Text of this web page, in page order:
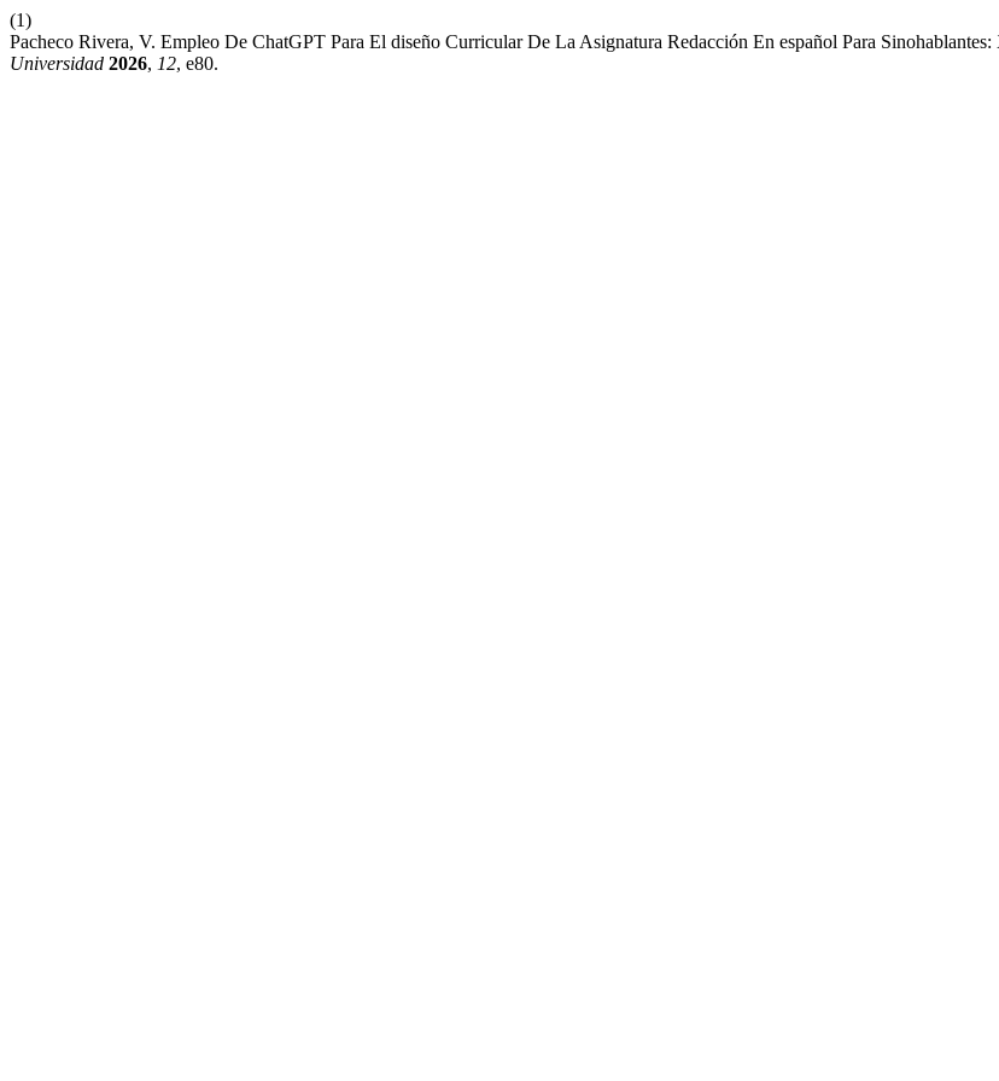
(1)
Pacheco Rivera, V. Empleo De ChatGPT Para El diseño Curricular De La Asignatura Redacción En español Para
Universidad 2026, 12, e80.